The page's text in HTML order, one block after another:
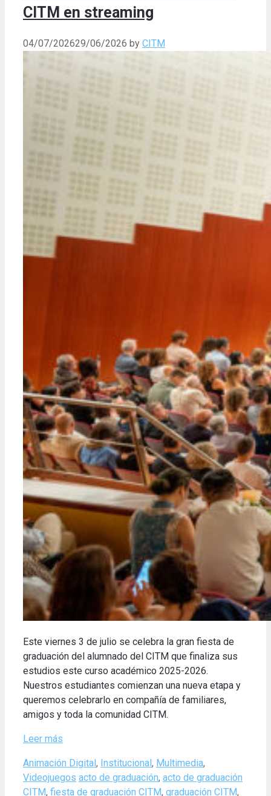
CITM en streaming
04/07/202629/06/2026 by CITM
Este viernes 3 de julio se celebra la gran fiesta de
graduación del alumnado del CITM que finaliza sus
estudios este curso académico 2025-2026.
Nuestros estudiantes comienzan una nueva etapa y
queremos celebrarlo en compañía de familiares,
amigos y toda la comunidad CITM.
Leer más
Categories
Animación Digital, Institucional, Multimedia,
Videojuegos Tags
acto de graduación, acto de graduación
CITM, fiesta de graduación CITM, graduación CITM,